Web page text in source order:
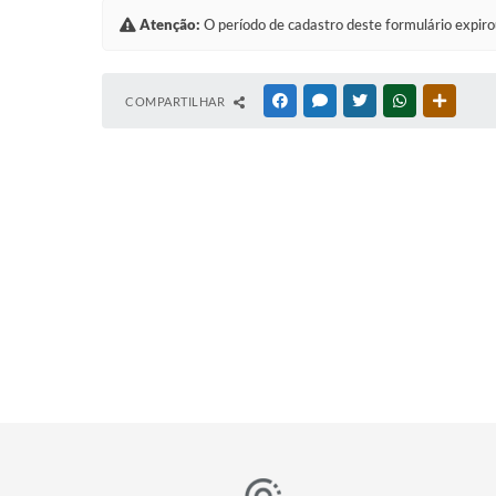
Atenção: O período de cadastro deste formulário
COMPARTILHAR FACEBOOKMESSENGER
TWITTERWHATSAPP